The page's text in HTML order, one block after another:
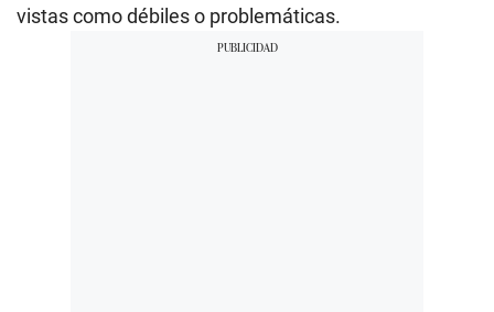
vistas como débiles o problemáticas.